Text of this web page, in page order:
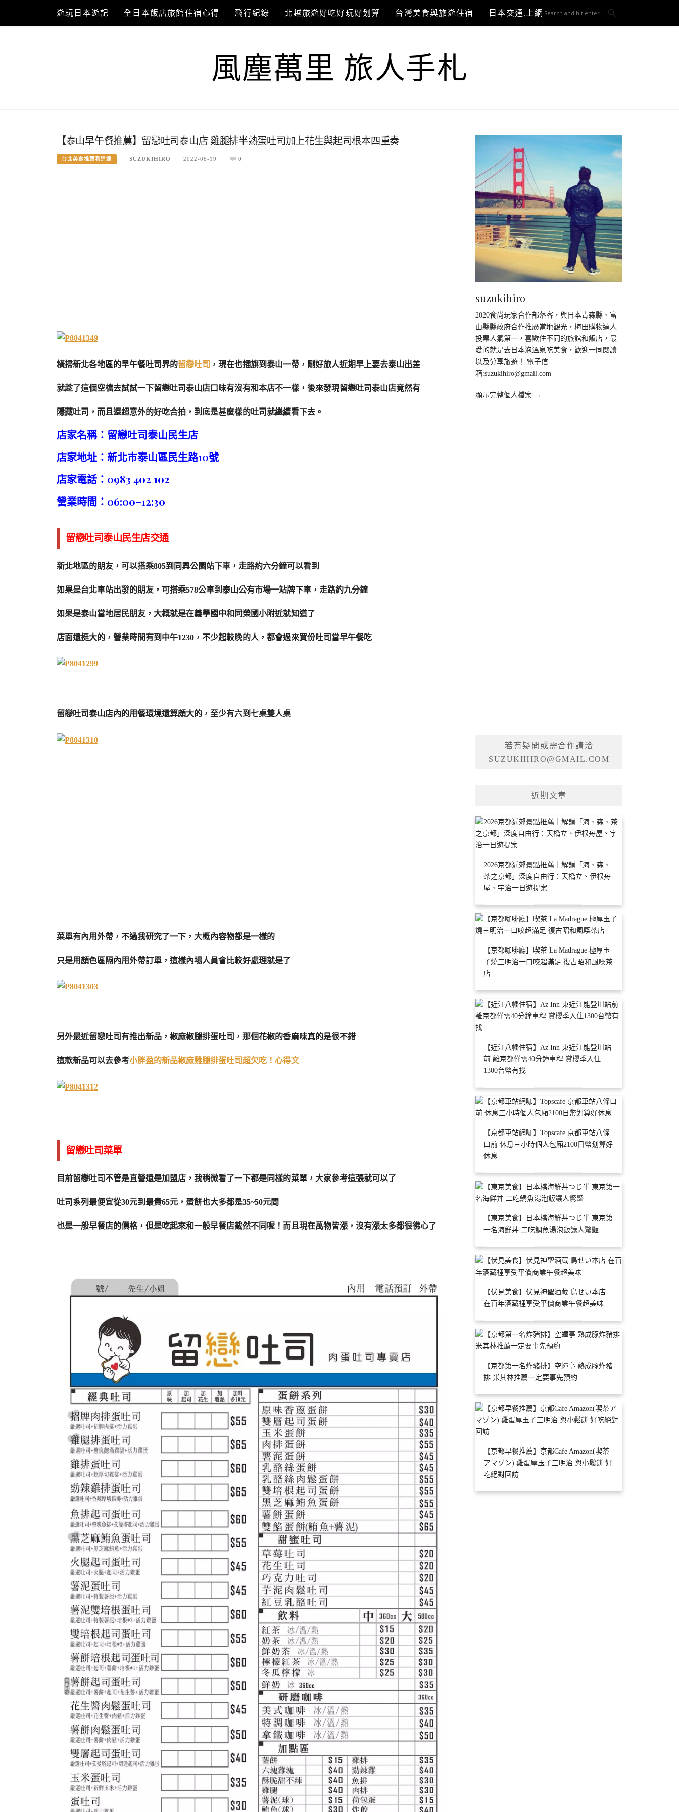
content
遊玩日本遊記 全日本飯店旅館住宿心得 飛行紀錄 北越旅遊好吃好玩好划算 台灣美食與旅遊住宿 日本交通.上網與3C開箱
風塵萬里 旅人手札
【泰山早午餐推薦】留戀吐司泰山店 雞腿排半熟蛋吐司加上花生與起司根本四重奏
台北美食推薦看這邊 SUZUKIHIRO 2022-08-19 0
橫掃新北各地區的早午餐吐司界的留戀吐司 ，現在也插旗到泰山一帶，剛好旅人近期早上要去泰山出差
就趁了這個空檔去試試一下留戀吐司泰山店口味有沒有和本店不一樣，後來發現留戀吐司泰山店竟然有
隱藏吐司，而且還超意外的好吃合拍，到底是甚麼樣的吐司就繼續看下去。
店家名稱：留戀吐司泰山民生店
店家地址：新北市泰山區民生路10號
店家電話：0983 402 102
營業時間：06:00–12:30
留戀吐司泰山民生店交通
新北地區的朋友，可以搭乘805到同興公園站下車，走路約六分鐘可以看到
如果是台北車站出發的朋友，可搭乘578公車到泰山公有市場一站牌下車，走路約九分鐘
如果是泰山當地居民朋友，大概就是在義學國中和同榮國小附近就知道了
店面還挺大的，營業時間有到中午1230，不少起較晚的人，都會過來買份吐司當早午餐吃
留戀吐司泰山店內的用餐環境還算頗大的，至少有六到七桌雙人桌
菜單有內用外帶，不過我研究了一下，大概內容物都是一樣的
只是用顏色區隔內用外帶訂單，這樣內場人員會比較好處理就是了
另外最近留戀吐司有推出新品，椒麻椒腿排蛋吐司，那個花椒的香麻味真的是很不錯
這款新品可以去參考小胖盈的新品椒麻雞腿排蛋吐司超欠吃！心得文
留戀吐司菜單
目前留戀吐司不管是直營還是加盟店，我稍微看了一下都是同樣的菜單，大家參考這張就可以了
吐司系列最便宜從30元到最貴65元，蛋餅也大多都是35~50元間
也是一般早餐店的價格，但是吃起來和一般早餐店截然不同喔！而且現在萬物皆漲，沒有漲太多都很彿心了
suzukihiro
2020食尚玩家合作部落客，與日本青森縣、富
山縣縣政府合作推廣當地觀光，梅田購物達人
投票人氣第一，喜歡住不同的旅館和飯店，最
愛的就是去日本泡溫泉吃美食，歡迎一同閱讀
以及分享旅遊！ 電子信
箱:suzukihiro@gmail.com
顯示完整個人檔案 →
若有疑問或需合作請洽
SUZUKIHIRO@GMAIL.COM
近期文章
2026京都近郊景點推薦｜解鎖「海、森、
茶之京都」深度自由行：天橋立、伊根舟
屋、宇治一日遊提案
【京都咖啡廳】喫茶 La Madrague 極厚玉
子燒三明治一口咬超滿足 復古昭和風喫茶
店
【近江八幡住宿】Az Inn 東近江能登川站
前 離京都僅需40分鐘車程 賞櫻季入住
1300台幣有找
【京都車站網咖】Topscafe 京都車站八條
口前 休息三小時個人包廂2100日幣划算好
休息
【東京美食】日本橋海鮮丼つじ半 東京第
一名海鮮丼 二吃鯛魚湯泡飯讓人驚豔
【伏見美食】伏見神聖酒蔵 鳥せい本店
在百年酒藏裡享受平價商業午餐超美味
【京都第一名炸豬排】空蟬亭 熟成豚炸豬
排 米其林推薦一定要事先預約
【京都早餐推薦】京都Cafe Amazon(喫茶
アマゾン) 雞蛋厚玉子三明治 與小鬆餅 好
吃絕對回訪